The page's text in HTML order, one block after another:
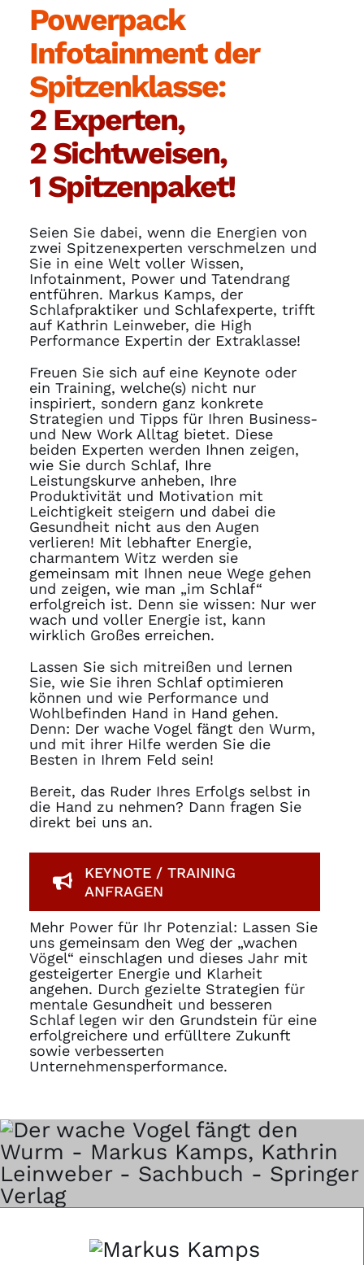
Powerpack
Infotainment der
Spitzenklasse:
2 Experten,
2 Sichtweisen,
1 Spitzenpaket!
Seien Sie dabei, wenn die Energien von
zwei Spitzenexperten verschmelzen und
Sie in eine Welt voller Wissen,
Infotainment, Power und Tatendrang
entführen. Markus Kamps, der
Schlafpraktiker und Schlafexperte, trifft
auf Kathrin Leinweber, die High
Performance Expertin der Extraklasse!
Freuen Sie sich auf eine Keynote oder
ein Training, welche(s) nicht nur
inspiriert, sondern ganz konkrete
Strategien und Tipps für Ihren Business-
und New Work Alltag bietet. Diese
beiden Experten werden Ihnen zeigen,
wie Sie durch Schlaf, Ihre
Leistungskurve anheben, Ihre
Produktivität und Motivation mit
Leichtigkeit steigern und dabei die
Gesundheit nicht aus den Augen
verlieren! Mit lebhafter Energie,
charmantem Witz werden sie
gemeinsam mit Ihnen neue Wege gehen
und zeigen, wie man „im Schlaf“
erfolgreich ist. Denn sie wissen: Nur wer
wach und voller Energie ist, kann
wirklich Großes erreichen.
Lassen Sie sich mitreißen und lernen
Sie, wie Sie ihren Schlaf optimieren
können und wie Performance und
Wohlbefinden Hand in Hand gehen.
Denn: Der wache Vogel fängt den Wurm,
und mit ihrer Hilfe werden Sie die
Besten in Ihrem Feld sein!
Bereit, das Ruder Ihres Erfolgs selbst in
die Hand zu nehmen? Dann fragen Sie
direkt bei uns an.
KEYNOTE / TRAINING
ANFRAGEN
Mehr Power für Ihr Potenzial: Lassen Sie
uns gemeinsam den Weg der „wachen
Vögel“ einschlagen und dieses Jahr mit
gesteigerter Energie und Klarheit
angehen. Durch gezielte Strategien für
mentale Gesundheit und besseren
Schlaf legen wir den Grundstein für eine
erfolgreichere und erfülltere Zukunft
sowie verbesserten
Unternehmensperformance.